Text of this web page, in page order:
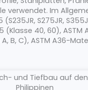
verwendet. Im
(S235JR, S275JR,
(Klasse 40, 60), ASTM
B, C), ASTM A36-